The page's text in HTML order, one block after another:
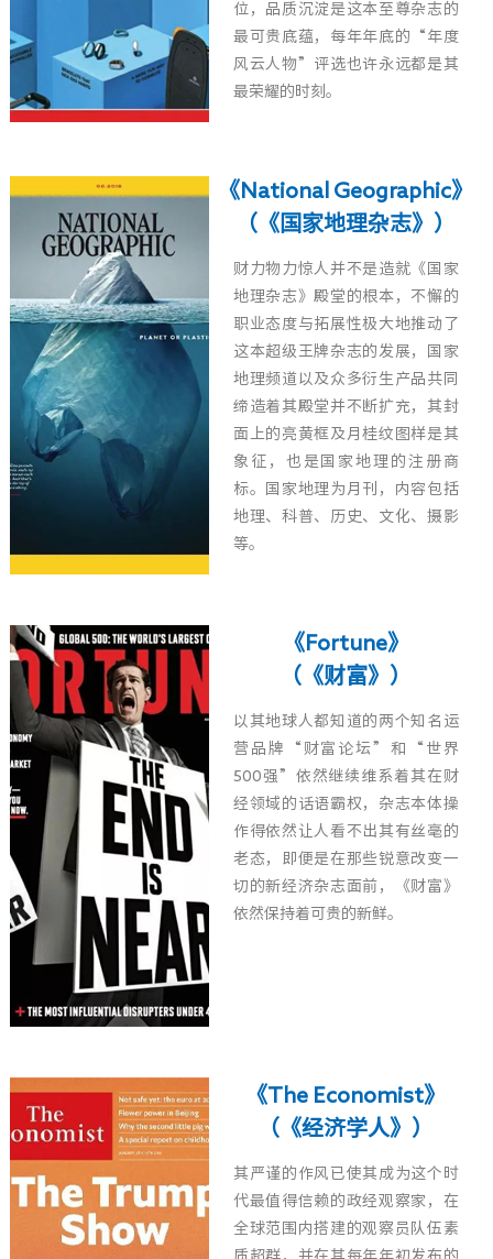
位，品质沉淀是这本至尊杂志的
最可贵底蕴，每年年底的“年度
风云人物”评选也许永远都是其
最荣耀的时刻。
《National Geographic》
（《国家地理杂志》）
财力物力惊人并不是造就《国家
地理杂志》殿堂的根本，不懈的
职业态度与拓展性极大地推动了
这本超级王牌杂志的发展，国家
地理频道以及众多衍生产品共同
缔造着其殿堂并不断扩充，其封
面上的亮黄框及月桂纹图样是其
象征，也是国家地理的注册商
标。国家地理为月刊，内容包括
地理、科普、历史、文化、摄影
等。
《Fortune》
（《财富》）
以其地球人都知道的两个知名运
营品牌“财富论坛”和“世界
500强”依然继续维系着其在财
经领域的话语霸权，杂志本体操
作得依然让人看不出其有丝毫的
老态，即便是在那些锐意改变一
切的新经济杂志面前，《财富》
依然保持着可贵的新鲜。
《The Economist》
（《经济学人》）
其严谨的作风已使其成为这个时
代最值得信赖的政经观察家，在
全球范围内搭建的观察员队伍素